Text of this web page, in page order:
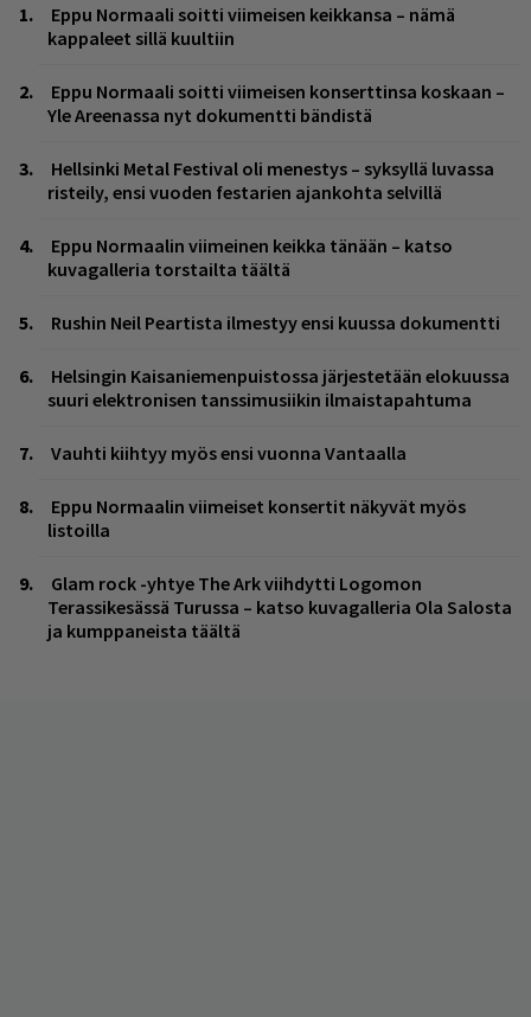
Eppu Normaali soitti viimeisen keikkansa – nämä
kappaleet sillä kuultiin
Eppu Normaali soitti viimeisen konserttinsa koskaan –
Yle Areenassa nyt dokumentti bändistä
Hellsinki Metal Festival oli menestys – syksyllä luvassa
risteily, ensi vuoden festarien ajankohta selvillä
Eppu Normaalin viimeinen keikka tänään – katso
kuvagalleria torstailta täältä
Rushin Neil Peartista ilmestyy ensi kuussa dokumentti
Helsingin Kaisaniemenpuistossa järjestetään elokuussa
suuri elektronisen tanssimusiikin ilmaistapahtuma
Vauhti kiihtyy myös ensi vuonna Vantaalla
Eppu Normaalin viimeiset konsertit näkyvät myös
listoilla
Glam rock -yhtye The Ark viihdytti Logomon
Terassikesässä Turussa – katso kuvagalleria Ola Salosta
ja kumppaneista täältä